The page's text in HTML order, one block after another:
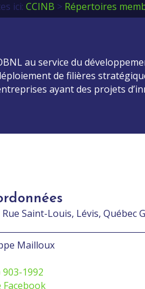
ici: CCINB > Répertoires
au service du
de filières
ayant des projets
Saint-Louis, Lévis, Québec
Mailloux
903-1992
Facebook